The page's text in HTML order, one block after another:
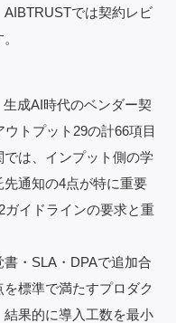
では契約レビ
成AI時代のベンダー契
トプット29の計66項目
は、インプット側の学
通知の4点が特に重要
ガイドラインの要求と重
・SLA・DPAで追加合
標準で満たすプロダク
結果的に導入工数を最小